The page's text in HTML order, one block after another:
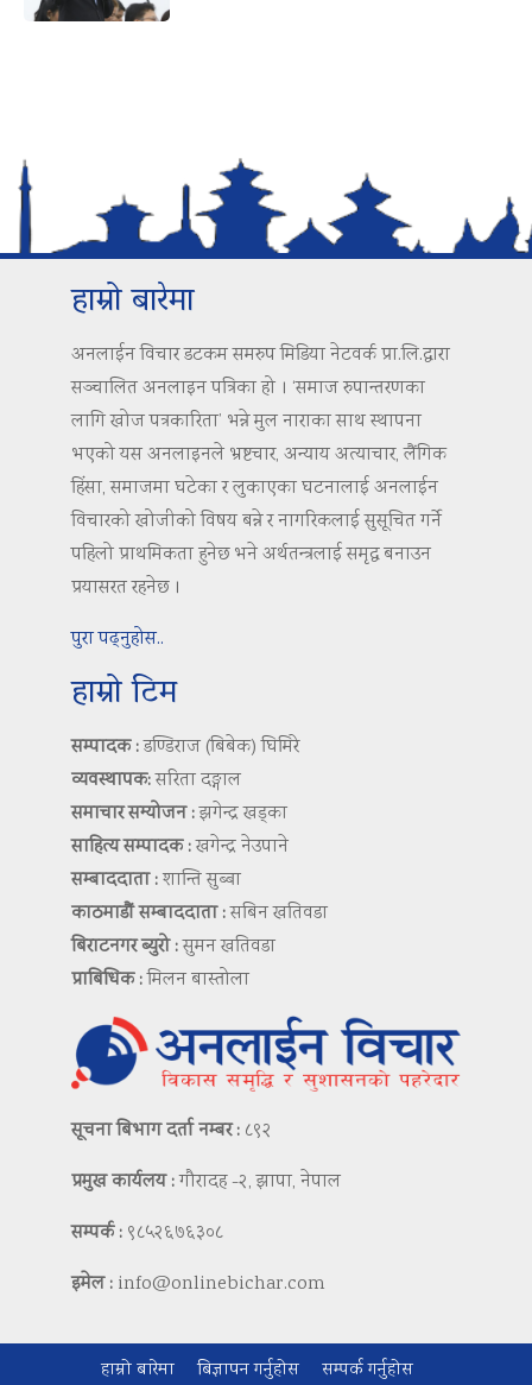
हाम्रो बारेमा
अनलाईन विचार डटकम समरुप मिडिया नेटवर्क प्रा.लि.द्वारा
सञ्चालित अनलाइन पत्रिका हो । ‘समाज रुपान्तरणका
लागि खोज पत्रकारिता’ भन्ने मुल नाराका साथ स्थापना
भएको यस अनलाइनले भ्रष्टचार, अन्याय अत्याचार, लैंगिक
हिंसा, समाजमा घटेका र लुकाएका घटनालाई अनलाईन
विचारको खोजीको विषय बन्ने र नागरिकलाई सुसूचित गर्ने
पहिलो प्राथमिकता हुनेछ भने अर्थतन्त्रलाई समृद्ध बनाउन
प्रयासरत रहनेछ ।
पुरा पढ्नुहोस..
हाम्रो टिम
सम्पादक :डण्डिराज (बिबेक) घिमिरे
व्यवस्थापक:सरिता दङ्गाल
समाचार सम्योजन :झगेन्द्र खड्का
साहित्य सम्पादक :खगेन्द्र नेउपाने
सम्बाददाता :शान्ति सुब्बा
काठमाडौं सम्बाददाता :सबिन खतिवडा
बिराटनगर ब्युरो :सुमन खतिवडा
प्राबिधिक :मिलन बास्तोला
सूचना बिभाग दर्ता नम्बर : ८९२
प्रमुख कार्यलय :गौरादह -२, झापा, नेपाल
सम्पर्क : ९८५२६७६३०८
इमेल : info@onlinebichar.com
हाम्रो बारेमा बिज्ञापन गर्नुहोस सम्पर्क गर्नुहोस